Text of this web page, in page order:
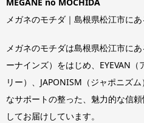
メガネのモチダ｜島根県松江市に
メガネのモチダは島根県松江市に
ーナインズ）をはじめ、EYEVAN
リー）、JAPONISM（ジャポニズ
なサポートの整った、魅力的な信
してお届けしています。